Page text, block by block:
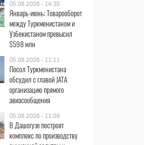
05.08.2026 - 14:35
Январь-июнь: Товарооборот
между Туркменистаном и
Узбекистаном превысил
$598 млн
05.08.2026 - 11:11
Посол Туркменистана
обсудил с главой JATA
организацию прямого
авиасообщения
05.08.2026 - 11:09
В Дашогузе построят
комплекс по производству